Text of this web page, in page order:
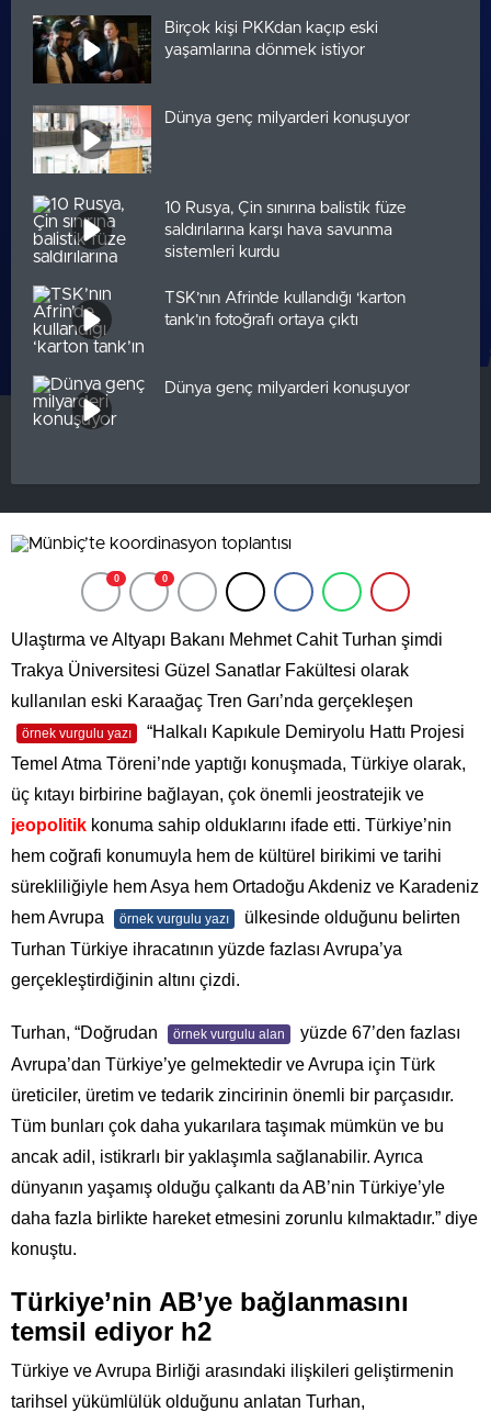
Birçok kişi PKKdan kaçıp eski
yaşamlarına dönmek istiyor
Dünya genç milyarderi konuşuyor
10 Rusya, Çin sınırına balistik füze
saldırılarına karşı hava savunma
sistemleri kurdu
TSK’nın Afrin’de kullandığı ‘karton
tank’ın fotoğrafı ortaya çıktı
Dünya genç milyarderi konuşuyor
0 0
Ulaştırma ve Altyapı Bakanı Mehmet Cahit Turhan şimdi
Trakya Üniversitesi Güzel Sanatlar Fakültesi olarak
kullanılan eski Karaağaç Tren Garı’nda gerçekleşen
örnek vurgulu yazı
“Halkalı Kapıkule Demiryolu Hattı Projesi
Temel Atma Töreni’nde yaptığı konuşmada, Türkiye olarak,
üç kıtayı birbirine bağlayan, çok önemli jeostratejik ve
jeopolitik konuma sahip olduklarını ifade etti. Türkiye’nin
hem coğrafi konumuyla hem de kültürel birikimi ve tarihi
sürekliliğiyle hem Asya hem Ortadoğu Akdeniz ve Karadeniz
hem Avrupa
örnek vurgulu yazı
ülkesinde olduğunu belirten
Turhan Türkiye ihracatının yüzde fazlası Avrupa’ya
gerçekleştirdiğinin altını çizdi.
Turhan, “Doğrudan örnek vurgulu alan
yüzde 67’den fazlası
Avrupa’dan Türkiye’ye gelmektedir ve Avrupa için Türk
üreticiler, üretim ve tedarik zincirinin önemli bir parçasıdır.
Tüm bunları çok daha yukarılara taşımak mümkün ve bu
ancak adil, istikrarlı bir yaklaşımla sağlanabilir. Ayrıca
dünyanın yaşamış olduğu çalkantı da AB’nin Türkiye’yle
daha fazla birlikte hareket etmesini zorunlu kılmaktadır.” diye
konuştu.
Türkiye’nin AB’ye bağlanmasını
temsil ediyor h2
Türkiye ve Avrupa Birliği arasındaki ilişkileri geliştirmenin
tarihsel yükümlülük olduğunu anlatan Turhan,